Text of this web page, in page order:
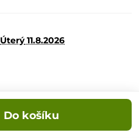
Úterý11.8.2026
Do košíku